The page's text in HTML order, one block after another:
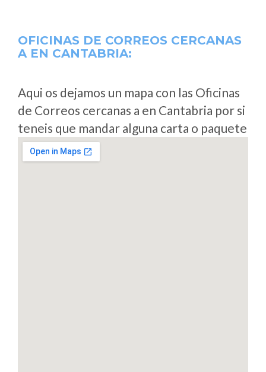
OFICINAS DE CORREOS CERCANAS
A EN CANTABRIA:
Aqui os dejamos un mapa con las Oficinas
de Correos cercanas a en Cantabria por si
teneis que mandar alguna carta o paquete